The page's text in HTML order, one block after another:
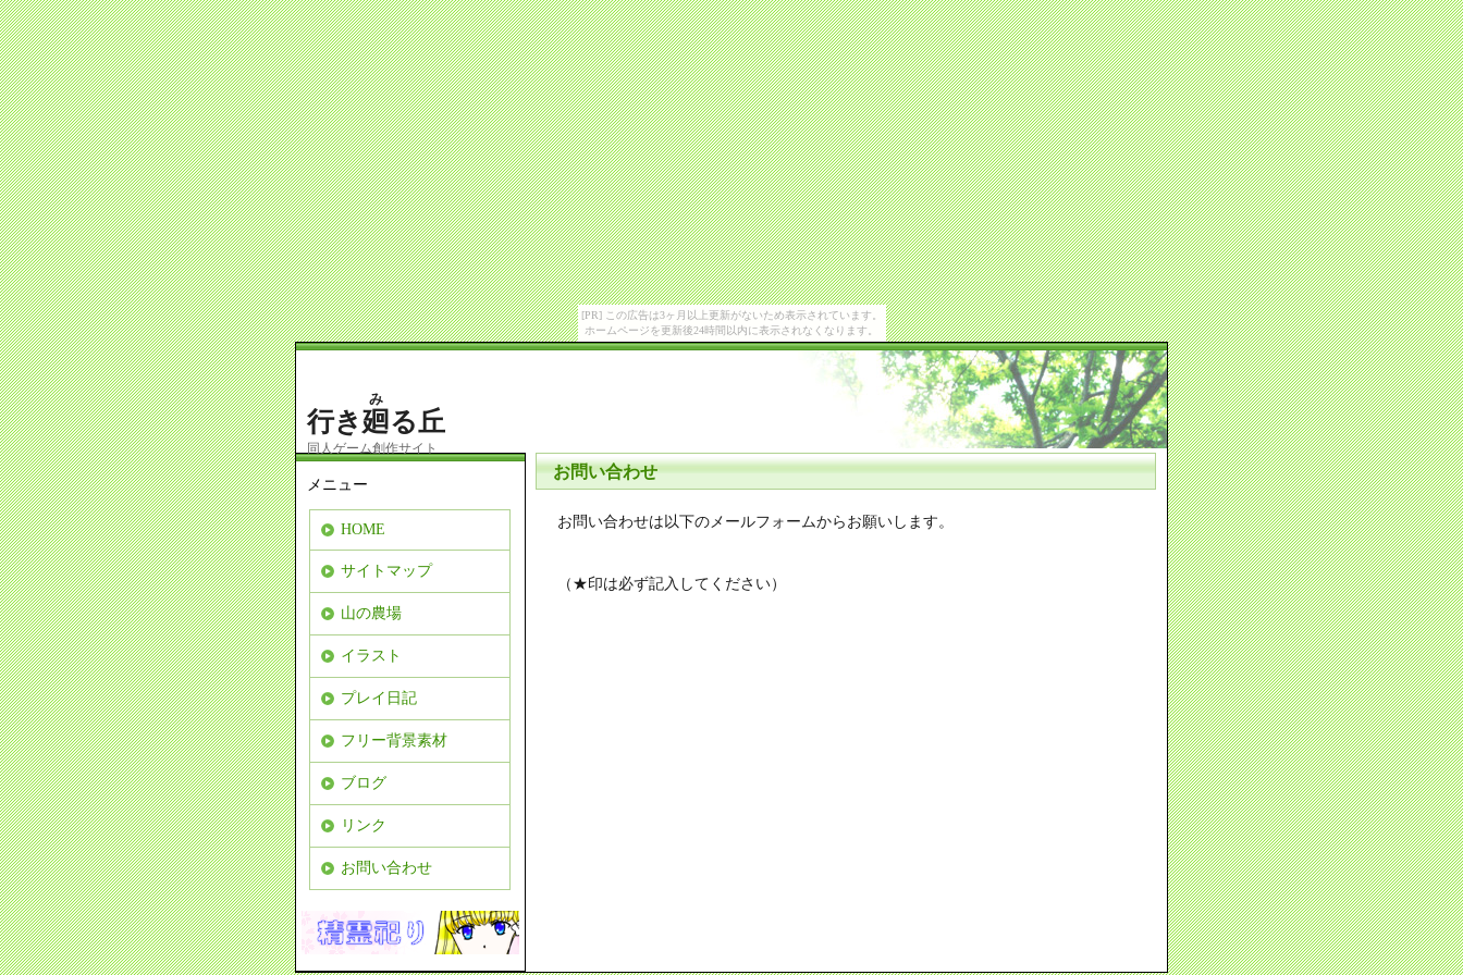
[PR] この広告は3ヶ月以上更新がないため表示されています。
ホームページを更新後24時間以内に表示されなくなります。
行き廻
み
る丘
同人ゲーム創作サイト
お問い合わせ
お問い合わせは以下のメールフォームからお願いします。
（★印は必ず記入してください）
メニュー
HOME
サイトマップ
山の農場
イラスト
プレイ日記
フリー背景素材
ブログ
リンク
お問い合わせ